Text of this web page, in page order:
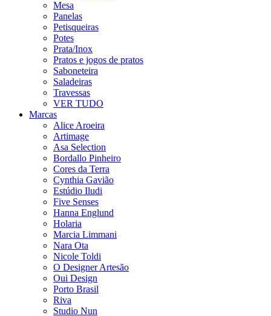
Mesa
Panelas
Petisqueiras
Potes
Prata/Inox
Pratos e jogos de pratos
Saboneteira
Saladeiras
Travessas
VER TUDO
Marcas
Alice Aroeira
Artimage
Asa Selection
Bordallo Pinheiro
Cores da Terra
Cynthia Gavião
Estúdio Iludi
Five Senses
Hanna Englund
Holaria
Marcia Limmani
Nara Ota
Nicole Toldi
O Designer Artesão
Oui Design
Porto Brasil
Riva
Studio Nun